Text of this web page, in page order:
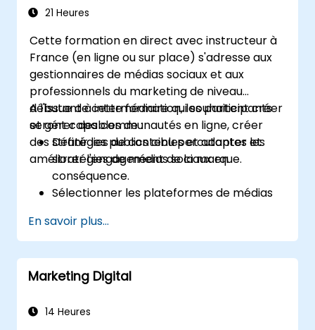
21 Heures
Cette formation en direct avec instructeur à
France (en ligne ou sur place) s'adresse aux
gestionnaires de médias sociaux et aux
professionnels du marketing de niveau
débutant à intermédiaire qui souhaitent créer
et gérer des communautés en ligne, créer
des stratégies de contenu percutantes et
améliorer l'engagement de la marque.
A l'issue de cette formation, les participants
seront capables de :
Définir les publics cibles et adapter les
stratégies de médias sociaux en
conséquence.
Sélectionner les plateformes de médias
objectifs de l'entreprise.
Créer des stratégies de contenu
efficaces, y compris des piliers de
contenu, des formats et des calendriers.
tactiques de médias sociaux.
En savoir plus...
Marketing Digital
14 Heures